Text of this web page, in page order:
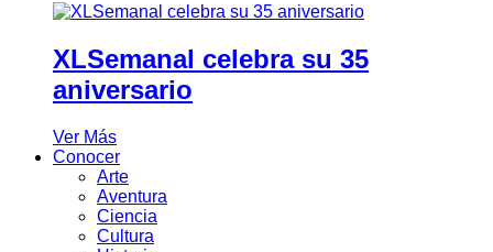
XLSemanal celebra su 35
aniversario
Ver Más
Conocer
Arte
Aventura
Ciencia
Cultura